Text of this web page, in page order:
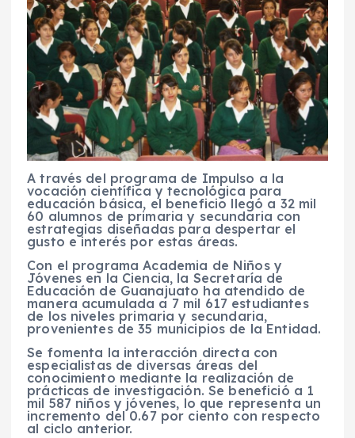
A través del programa de Impulso a la
vocación científica y tecnológica para
educación básica, el beneficio llegó a 32 mil
60 alumnos de primaria y secundaria con
estrategias diseñadas para despertar el
gusto e interés por estas áreas.
Con el programa Academia de Niños y
Jóvenes en la Ciencia, la Secretaría de
Educación de Guanajuato ha atendido de
manera acumulada a 7 mil 617 estudiantes
de los niveles primaria y secundaria,
provenientes de 35 municipios de la Entidad.
Se fomenta la interacción directa con
especialistas de diversas áreas del
conocimiento mediante la realización de
prácticas de investigación. Se benefició a 1
mil 587 niños y jóvenes, lo que representa un
incremento del 0.67 por ciento con respecto
al ciclo anterior.